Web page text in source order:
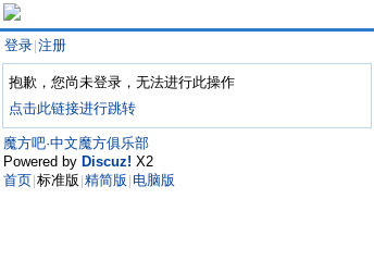
登录 注册
抱歉，您尚未登录，无法进行此操作
点击此链接进行跳转
魔方吧·中文魔方俱乐部
Powered by Discuz! X2
首页 标准版 精简版 电脑版